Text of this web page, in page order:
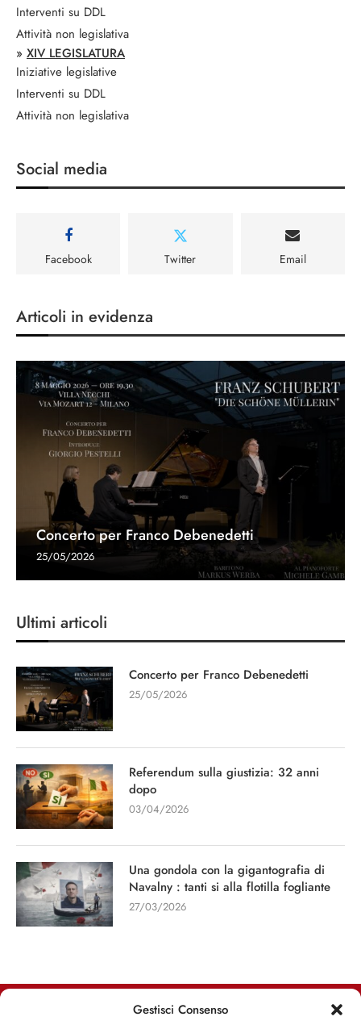
Gestisci Consenso
Interventi su DDL
Attività non legislativa
» XIV LEGISLATURA
Iniziative legislative
Interventi su DDL
Attività non legislativa
Social media
Facebook Twitter Email
Articoli in evidenza
Concerto per Franco Debenedetti
25/05/2026
Ultimi articoli
Concerto per Franco Debenedetti
25/05/2026
Referendum sulla giustizia: 32 anni
dopo
03/04/2026
Una gondola con la gigantografia di
Navalny : tanti si alla flotilla fogliante
27/03/2026